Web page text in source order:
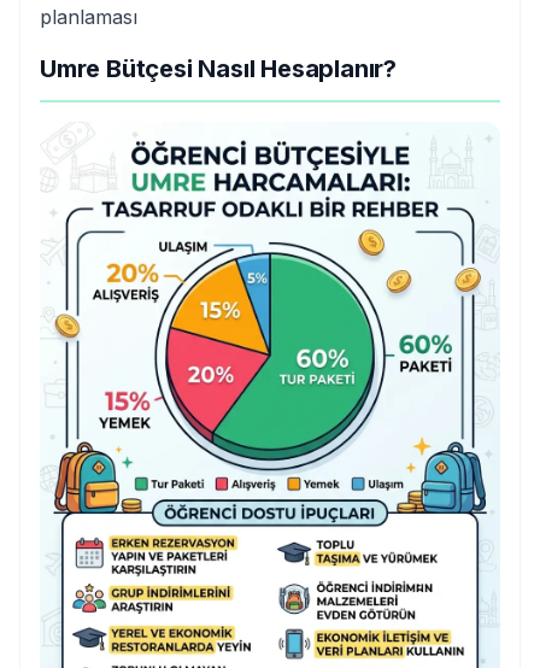
planlaması
Umre Bütçesi Nasıl Hesaplanır?